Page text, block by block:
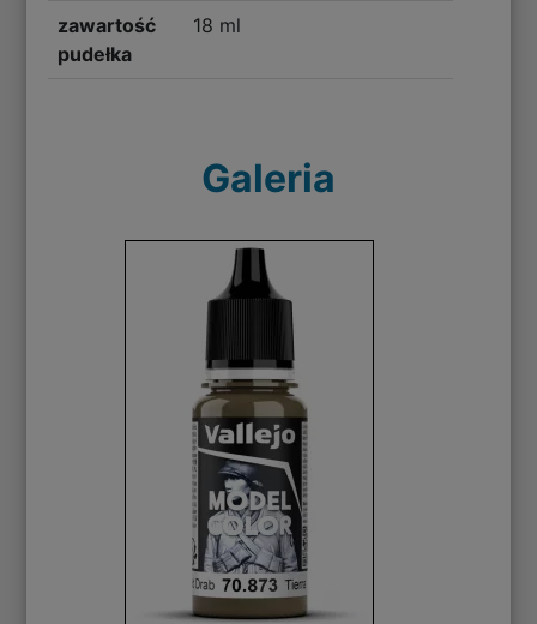
zawartość
pudełka
18 ml
Galeria